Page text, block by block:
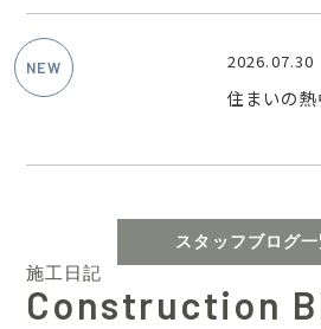
2026.07.30
住まいの
スタッフブログ
施工日記
Construction